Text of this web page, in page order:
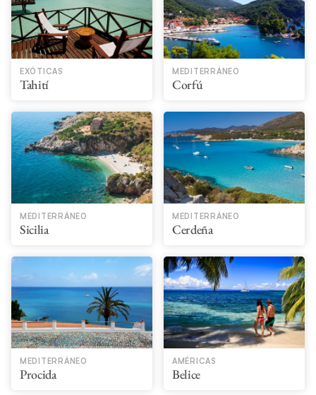
EXÓTICAS
Tahití​
MEDITERRÁNEO
Corfú
MEDITERRÁNEO
Sicilia
MEDITERRÁNEO
Cerdeña
MEDITERRÁNEO
Procida
AMÉRICAS
Belice